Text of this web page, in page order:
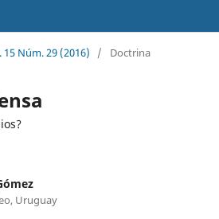
15 Núm. 29 (2016) / Doctrina
Uruguay